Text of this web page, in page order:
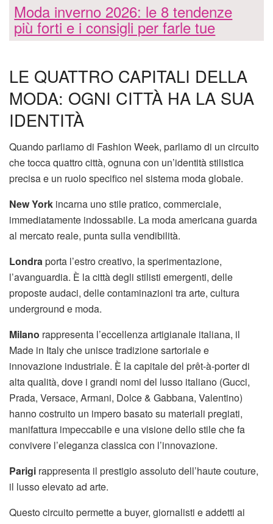
Moda inverno 2026: le 8 tendenze
più forti e i consigli per farle tue
LE QUATTRO CAPITALI DELLA
MODA: OGNI CITTÀ HA LA SUA
IDENTITÀ
Quando parliamo di Fashion Week, parliamo di un circuito
che tocca quattro città, ognuna con un’identità stilistica
precisa e un ruolo specifico nel sistema moda globale.
New York incarna uno stile pratico, commerciale,
immediatamente indossabile. La moda americana guarda
al mercato reale, punta sulla vendibilità.
Londraporta l’estro creativo, la sperimentazione,
l’avanguardia. È la città degli stilisti emergenti, delle
proposte audaci, delle contaminazioni tra arte, cultura
underground e moda.
Milano rappresenta l’eccellenza artigianale italiana, il
Made in Italy che unisce tradizione sartoriale e
innovazione industriale. È la capitale del prêt-à-porter di
alta qualità, dove i grandi nomi del lusso italiano (Gucci,
Prada, Versace, Armani, Dolce & Gabbana, Valentino)
hanno costruito un impero basato su materiali pregiati,
manifattura impeccabile e una visione dello stile che fa
convivere l’eleganza classica con l’innovazione.
Parigi rappresenta il prestigio assoluto dell’haute couture,
il lusso elevato ad arte.
Questo circuito permette a buyer, giornalisti e addetti ai